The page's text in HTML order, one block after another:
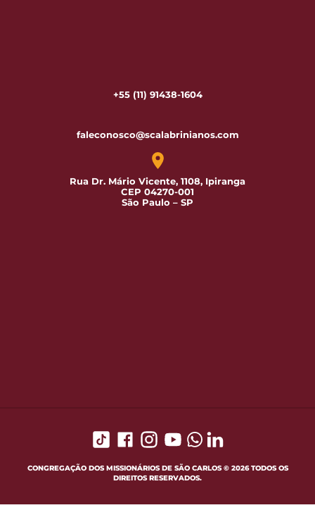
+55 (11) 91438-1604
faleconosco@scalabrinianos.com
Rua Dr. Mário Vicente, 1108, Ipiranga
CEP 04270-001
São Paulo – SP
CONGREGAÇÃO DOS MISSIONÁRIOS DE SÃO CARLOS © 2026 TODOS OS
DIREITOS RESERVADOS.